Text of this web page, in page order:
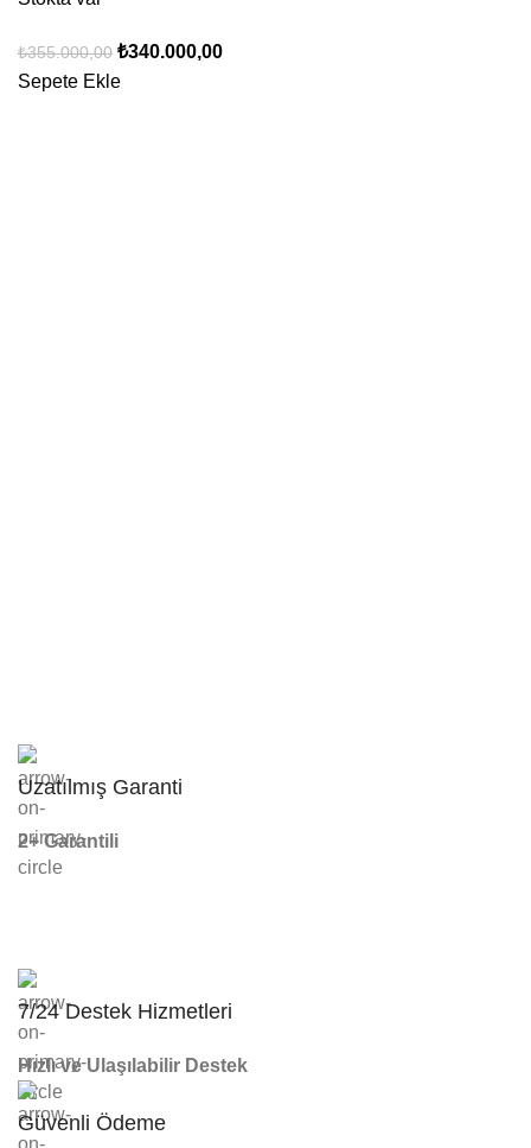
₺355.000,00 ₺340.000,00
Sepete Ekle
Uzatılmış Garanti
2+ Garantili
7/24 Destek Hizmetleri
Hızlı ve Ulaşılabilir Destek
Güvenli Ödeme